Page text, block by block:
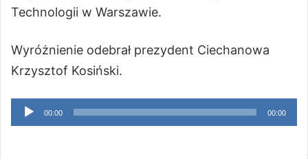
Technologii w Warszawie.
Wyróżnienie odebrał prezydent Ciechanowa
Krzysztof Kosiński.
Odtwarzacz
plików
00:00 00:00